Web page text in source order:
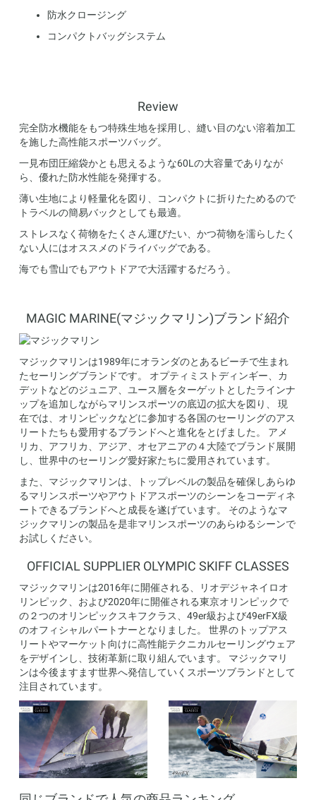
防水クロージング
コンパクトバッグシステム
Review
完全防水機能をもつ特殊生地を採用し、縫い目のない溶着加工
を施した高性能スポーツバッグ。
一見布団圧縮袋かとも思えるような60Lの大容量でありなが
ら、優れた防水性能を発揮する。
薄い生地により軽量化を図り、コンパクトに折りたためるので
トラベルの簡易バックとしても最適。
ストレスなく荷物をたくさん運びたい、かつ荷物を濡らしたく
ない人にはオススメのドライバッグである。
海でも雪山でもアウトドアで大活躍するだろう。
MAGIC MARINE(マジックマリン)ブランド紹介
マジックマリンは1989年にオランダのとあるビーチで生まれ
たセーリングブランドです。 オプティミストディンギー、カ
デットなどのジュニア、ユース層をターゲットとしたラインナ
ップを追加しながらマリンスポーツの底辺の拡大を図り、 現
在では、オリンピックなどに参加する各国のセーリングのアス
リートたちも愛用するブランドへと進化をとげました。 アメ
リカ、アフリカ、アジア、オセアニアの４大陸でブランド展開
し、世界中のセーリング愛好家たちに愛用されています。
また、マジックマリンは、トップレベルの製品を確保しあらゆ
るマリンスポーツやアウトドアスポーツのシーンをコーディネ
ートできるブランドへと成長を遂げています。 そのようなマ
ジックマリンの製品を是非マリンスポーツのあらゆるシーンで
お試しください。
OFFICIAL SUPPLIER OLYMPIC SKIFF CLASSES
マジックマリンは2016年に開催される、リオデジャネイロオ
リンピック、および2020年に開催される東京オリンピックで
の２つのオリンピックスキフクラス、49er級および49erFX級
のオフィシャルパートナーとなりました。 世界のトップアス
リートやマーケット向けに高性能テクニカルセーリングウェア
をデザインし、技術革新に取り組んでいます。 マジックマリ
ンは今後ますます世界へ発信していくスポーツブランドとして
注目されています。